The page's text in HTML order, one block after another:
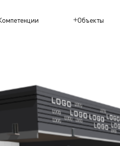
Объекты